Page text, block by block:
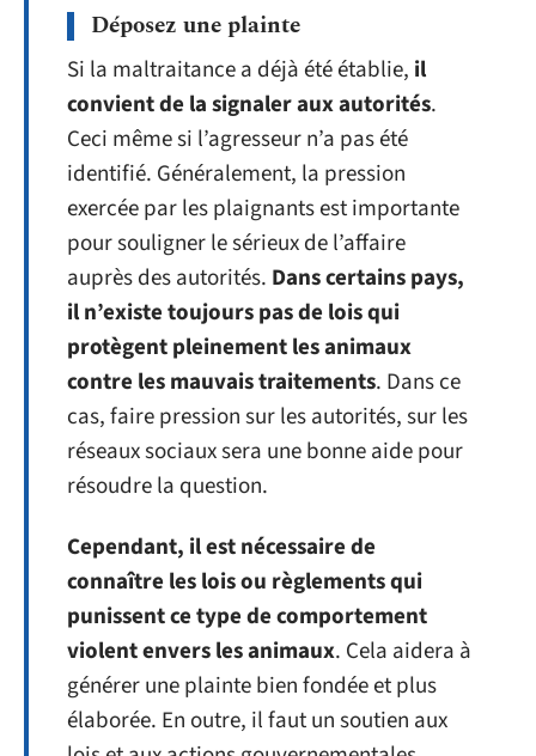
Déposez une plainte
Si la maltraitance a déjà été établie, il
convient de la signaler aux autorités.
Ceci même si l’agresseur n’a pas été
identifié. Généralement, la pression
exercée par les plaignants est importante
pour souligner le sérieux de l’affaire
auprès des autorités. Dans certains pays,
il n’existe toujours pas de lois qui
protègent pleinement les animaux
contre les mauvais traitements. Dans ce
cas, faire pression sur les autorités, sur les
réseaux sociaux sera une bonne aide pour
résoudre la question.
Cependant, il est nécessaire de
connaître les lois ou règlements qui
punissent ce type de comportement
violent envers les animaux. Cela aidera à
générer une plainte bien fondée et plus
élaborée. En outre, il faut un soutien aux